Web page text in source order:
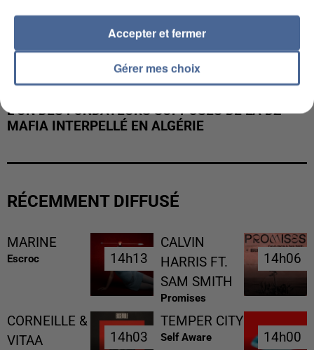
L’UN DES FONDATEURS SUPPOSÉS DE LA DZ
MAFIA INTERPELLÉ EN ALGÉRIE
RÉCEMMENT DIFFUSÉ
MARINE
Escroc 14h13
14h13
CALVIN
HARRIS FT.
SAM SMITH
Promises
14h06
14h06
CORNEILLE &
VITAA
14h03
14h03
TEMPER CITY
Self Aware 14h00
14h00
Gérer mes choix
Accepter et fermer